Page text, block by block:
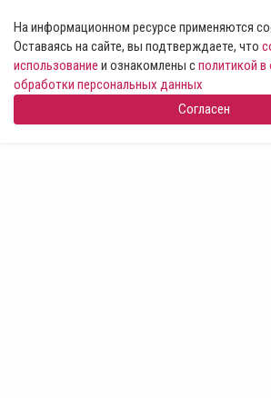
На информационном ресурсе применяются
Оставаясь на сайте, вы подтверждаете, что
использование и ознакомлены сполитикой
обработки персональных данных
Согласен